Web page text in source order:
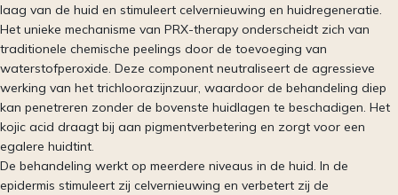
laag van de huid en stimuleert celvernieuwing en huidregeneratie.
Het unieke mechanisme van PRX-therapy onderscheidt zich van
traditionele chemische peelings door de toevoeging van
waterstofperoxide. Deze component neutraliseert de agressieve
werking van het trichloorazijnzuur, waardoor de behandeling diep
kan penetreren zonder de bovenste huidlagen te beschadigen. Het
kojic acid draagt bij aan pigmentverbetering en zorgt voor een
egalere huidtint.
De behandeling werkt op meerdere niveaus in de huid. In de
epidermis stimuleert zij celvernieuwing en verbetert zij de